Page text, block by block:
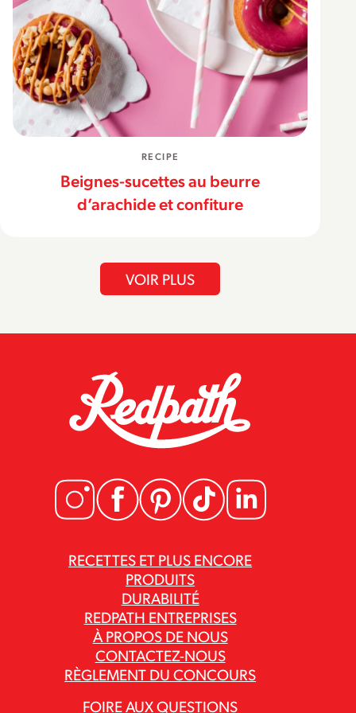
RECIPE
Beignes-sucettes au beurre
d’arachide et confiture
VOIR PLUS
RECETTES ET PLUS ENCORE
PRODUITS
DURABILITÉ
REDPATH ENTREPRISES
À PROPOS DE NOUS
CONTACTEZ-NOUS
RÈGLEMENT DU CONCOURS
FOIRE AUX QUESTIONS